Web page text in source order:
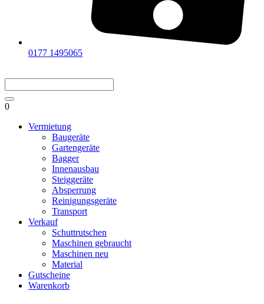
0177 1495065
0
Vermietung
Baugeräte
Gartengeräte
Bagger
Innenausbau
Steiggeräte
Absperrung
Reinigungsgeräte
Transport
Verkauf
Schuttrutschen
Maschinen gebraucht
Maschinen neu
Material
Gutscheine
Warenkorb